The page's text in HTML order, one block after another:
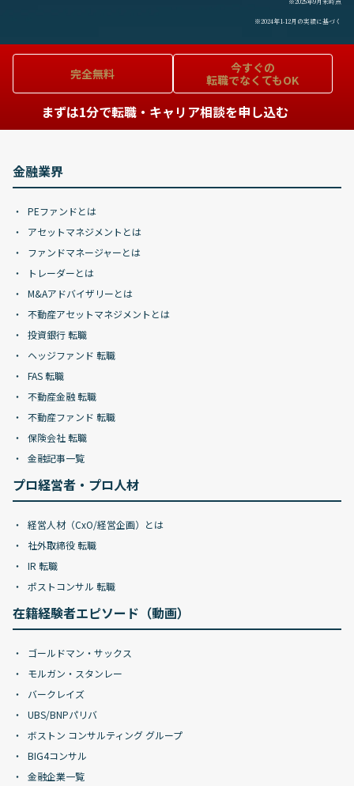
※2024年1-12月の実績に基づく
完全無料
今すぐの
転職でなくてもOK
まずは1分で転職・キャリア相談を申し込む
金融業界
PEファンドとは
アセットマネジメントとは
ファンドマネージャーとは
トレーダーとは
M&Aアドバイザリーとは
不動産アセットマネジメントとは
投資銀行 転職
ヘッジファンド 転職
FAS 転職
不動産金融 転職
不動産ファンド 転職
保険会社 転職
金融記事一覧
プロ経営者・プロ人材
経営人材（CxO/経営企画）とは
社外取締役 転職
IR 転職
ポストコンサル 転職
在籍経験者エピソード（動画）
ゴールドマン・サックス
モルガン・スタンレー
バークレイズ
UBS/BNPパリバ
ボストン コンサルティング グループ
BIG4コンサル
金融企業一覧